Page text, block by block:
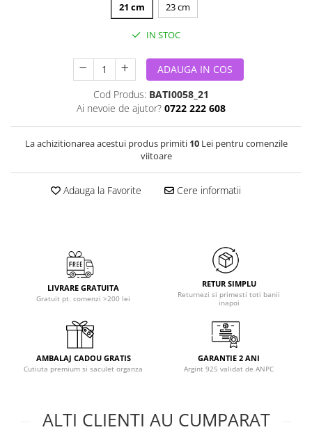
21 cm 23 cm
IN STOC
ADAUGA IN COS
Cod Produs: BATI0058_21
Ai nevoie de ajutor? 0722 222 608
La achizitionarea acestui produs primiti 10Lei pentru comenzile
viitoare
Adauga la Favorite Cere informatii
LIVRARE GRATUITA
Gratuit pt. comenzi >200 lei
RETUR SIMPLU
Returnezi si primesti toti banii
inapoi
AMBALAJ CADOU GRATIS
Cutiuta premium si saculet organza
GARANTIE 2 ANI
Argint 925 validat de ANPC
ALTI CLIENTI AU CUMPARAT